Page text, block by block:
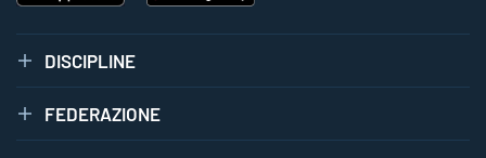
DISCIPLINE
FEDERAZIONE